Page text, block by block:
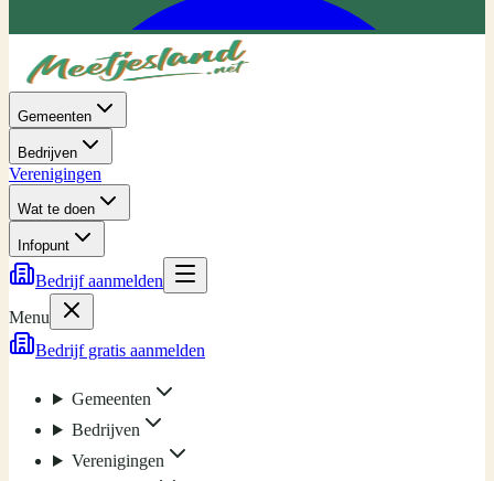
Gemeenten
Bedrijven
Verenigingen
Wat te doen
Infopunt
Bedrijf aanmelden
Menu
Bedrijf gratis aanmelden
Gemeenten
Bedrijven
Verenigingen